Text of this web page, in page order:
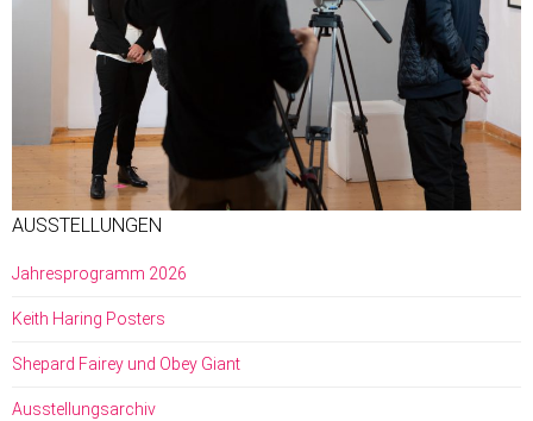
AUSSTELLUNGEN
Jahresprogramm 2026
Keith Haring Posters
Shepard Fairey und Obey Giant
Ausstellungsarchiv